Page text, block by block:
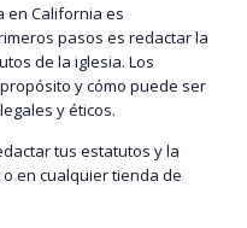
en California es
pasos es redactar la
de la iglesia. Los
y cómo puede ser
y éticos.
tus estatutos y la
en cualquier tienda de